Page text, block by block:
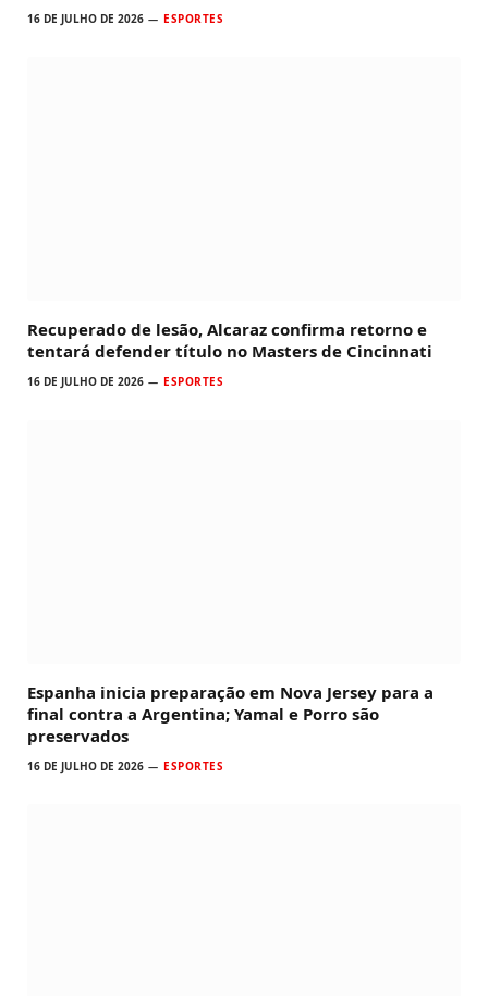
16 DE JULHO DE 2026 ESPORTES
Recuperado de lesão, Alcaraz confirma retorno e
tentará defender título no Masters de Cincinnati
16 DE JULHO DE 2026 ESPORTES
Espanha inicia preparação em Nova Jersey para a
final contra a Argentina; Yamal e Porro são
preservados
16 DE JULHO DE 2026 ESPORTES